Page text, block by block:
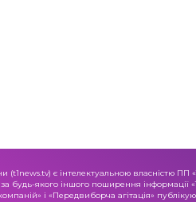
(t1news.tv) є інтелектуальною власністю
будь-якого іншого поширення
і «Передвиборча агітація»